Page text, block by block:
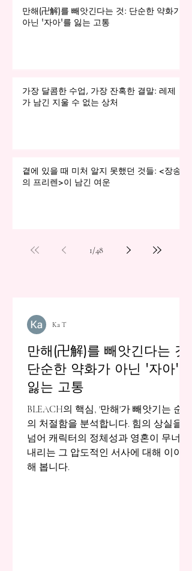
만해(卍解)를 빼앗긴다는 것: 단순한 약화가
아닌 '자아'를 잃는 고통
가장 달콤한 수업, 가장 잔혹한 결말: 레제
가 남긴 지울 수 없는 상처
곁에 있을 때 미처 알지 못했던 것들: <장송
의 프리렌>이 남긴 여운
1/48
만해(卍解)를 빼앗긴다는 것:
단순한 약화가 아닌 '자아'를
잃는 고통
BLEACH의 핵심, '만해'가 빼앗기는 순간
의 처절함을 분석합니다. 힘의 상실을
넘어 캐릭터의 정체성과 영혼이 무너져
내리는 그 압도적인 서사에 대해 이야기
해 봅니다.
Ka T